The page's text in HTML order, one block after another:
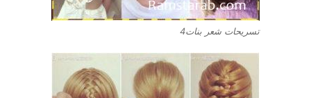
تسريحات شعر بنات4